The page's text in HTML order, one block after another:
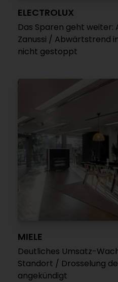
ELECTROLUX
Das Sparen geht weiter:
Zanussi / Abwärtstrend
nicht gestoppt
MIELE
Deutliches Umsatz-
Standort / Drosselung
angekündigt